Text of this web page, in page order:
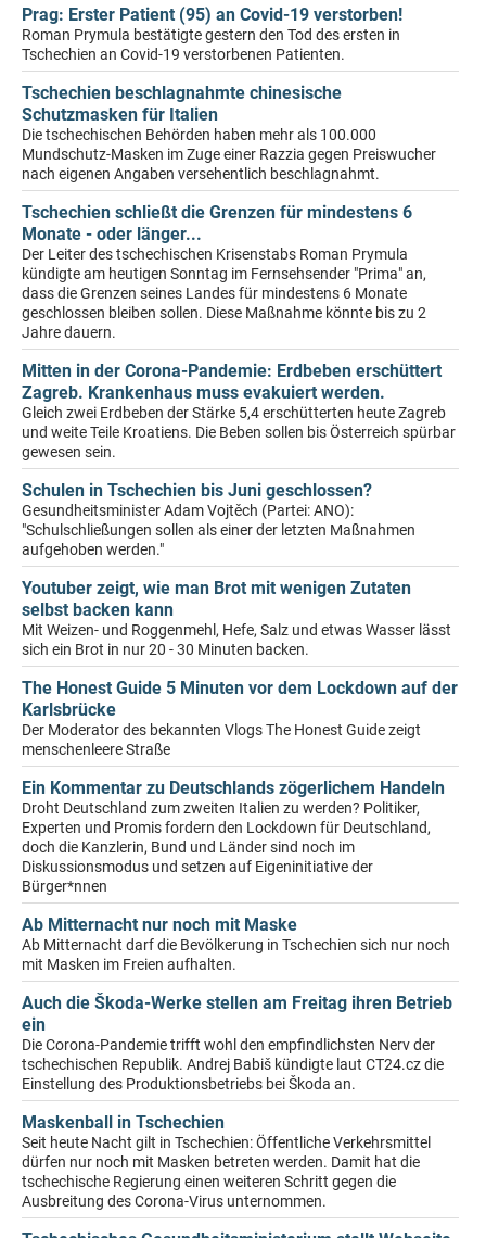
Prag: Erster Patient (95) an Covid-19 verstorben!
Roman Prymula bestätigte gestern den Tod des ersten in
Tschechien an Covid-19 verstorbenen Patienten.
Tschechien beschlagnahmte chinesische
Schutzmasken für Italien
Die tschechischen Behörden haben mehr als 100.000
Mundschutz-Masken im Zuge einer Razzia gegen Preiswucher
nach eigenen Angaben versehentlich beschlagnahmt.
Tschechien schließt die Grenzen für mindestens 6
Monate - oder länger...
Der Leiter des tschechischen Krisenstabs Roman Prymula
kündigte am heutigen Sonntag im Fernsehsender "Prima" an,
dass die Grenzen seines Landes für mindestens 6 Monate
geschlossen bleiben sollen. Diese Maßnahme könnte bis zu 2
Jahre dauern.
Mitten in der Corona-Pandemie: Erdbeben erschüttert
Zagreb. Krankenhaus muss evakuiert werden.
Gleich zwei Erdbeben der Stärke 5,4 erschütterten heute Zagreb
und weite Teile Kroatiens. Die Beben sollen bis Österreich spürbar
gewesen sein.
Schulen in Tschechien bis Juni geschlossen?
Gesundheitsminister Adam Vojtěch (Partei: ANO):
"Schulschließungen sollen als einer der letzten Maßnahmen
aufgehoben werden."
Youtuber zeigt, wie man Brot mit wenigen Zutaten
selbst backen kann
Mit Weizen- und Roggenmehl, Hefe, Salz und etwas Wasser lässt
sich ein Brot in nur 20 - 30 Minuten backen.
The Honest Guide 5 Minuten vor dem Lockdown auf der
Karlsbrücke
Der Moderator des bekannten Vlogs The Honest Guide zeigt
menschenleere Straße
Ein Kommentar zu Deutschlands zögerlichem Handeln
Droht Deutschland zum zweiten Italien zu werden? Politiker,
Experten und Promis fordern den Lockdown für Deutschland,
doch die Kanzlerin, Bund und Länder sind noch im
Diskussionsmodus und setzen auf Eigeninitiative der
Bürger*nnen
Ab Mitternacht nur noch mit Maske
Ab Mitternacht darf die Bevölkerung in Tschechien sich nur noch
mit Masken im Freien aufhalten.
Auch die Škoda-Werke stellen am Freitag ihren Betrieb
ein
Die Corona-Pandemie trifft wohl den empfindlichsten Nerv der
tschechischen Republik. Andrej Babiš kündigte laut CT24.cz die
Einstellung des Produktionsbetriebs bei Škoda an.
Maskenball in Tschechien
Seit heute Nacht gilt in Tschechien: Öffentliche Verkehrsmittel
dürfen nur noch mit Masken betreten werden. Damit hat die
tschechische Regierung einen weiteren Schritt gegen die
Ausbreitung des Corona-Virus unternommen.